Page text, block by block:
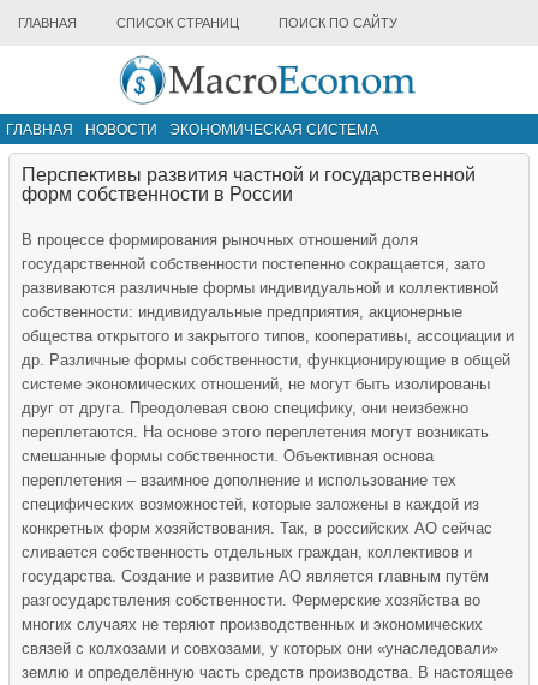
ГЛАВНАЯ СПИСОК СТРАНИЦ ПОИСК ПО САЙТУ
ГЛАВНАЯ НОВОСТИ
ЭКОНОМИЧЕСКАЯ СИСТЕМА
ИНФРАСТРУКТУРА РЫНКА
Перспективы развития частной и государственной
форм собственности в России
В процессе формирования рыночных отношений доля
государственной собственности постепенно сокращается, зато
развиваются различные формы индивидуальной и коллективной
собственности: индивидуальные предприятия, акционерные
общества открытого и закрытого типов, кооперативы, ассоциации и
др. Различные формы собственности, функционирующие в общей
системе экономических отношений, не могут быть изолированы
друг от друга. Преодолевая свою специфику, они неизбежно
переплетаются. На основе этого переплетения могут возникать
смешанные формы собственности. Объективная основа
переплетения – взаимное дополнение и использование тех
специфических возможностей, которые заложены в каждой из
конкретных форм хозяйствования. Так, в российских АО сейчас
сливается собственность отдельных граждан, коллективов и
государства. Создание и развитие АО является главным путём
разгосударствления собственности. Фермерские хозяйства во
многих случаях не теряют производственных и экономических
связей с колхозами и совхозами, у которых они «унаследовали»
землю и определённую часть средств производства. В настоящее